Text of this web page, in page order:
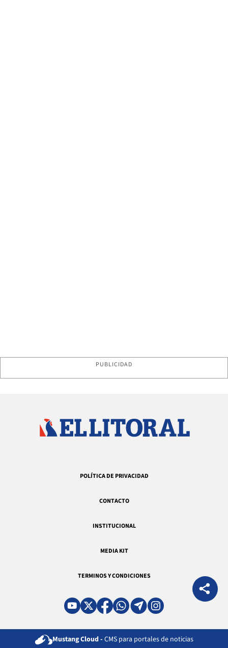
PUBLICIDAD
POLÍTICA DE PRIVACIDAD
CONTACTO
INSTITUCIONAL
MEDIA KIT
TERMINOS Y CONDICIONES
Mustang Cloud - CMS para portales de noticias